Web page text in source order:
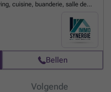
cuisine, buanderie, salle de
aluminium double vitrage,
via pompe à chaleur Viesmann,
récupérateur de chaleur.
prix de 7000 HTVA. Les frais de
pas inclus. Plus de
au ### (Les informations
Bellen
Volgende